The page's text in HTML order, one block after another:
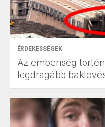
ÉRDEKESSÉGEK
Az emberiség
legdrágább